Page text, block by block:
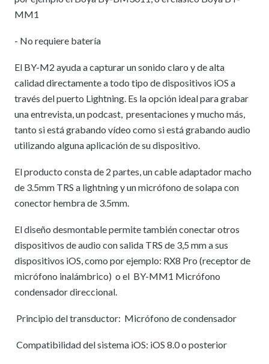
MM1
- No requiere batería
El BY-M2 ayuda a capturar un sonido claro y de alta
calidad directamente a todo tipo de dispositivos iOS a
través del puerto Lightning. Es la opción ideal para grabar
una entrevista, un podcast, presentaciones y mucho más,
tanto si está grabando vídeo como si está grabando audio
utilizando alguna aplicación de su dispositivo.
El producto consta de 2 partes, un cable adaptador macho
de 3.5mm TRS a lightning y un micrófono de solapa con
conector hembra de 3.5mm.
El diseño desmontable permite también conectar otros
dispositivos de audio con salida TRS de 3,5 mm a sus
dispositivos iOS, como por ejemplo: RX8 Pro (receptor de
micrófono inalámbrico) o el BY-MM1 Micrófono
condensador direccional.
Principio del transductor: Micrófono de condensador
Compatibilidad del sistema iOS: iOS 8.0 o posterior